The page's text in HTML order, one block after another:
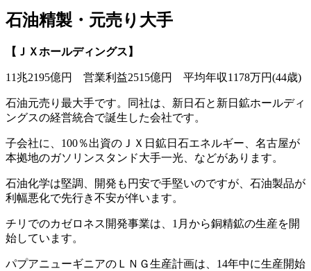
石油精製・元売り大手
【ＪＸホールディングス】
11兆2195億円 営業利益2515億円 平均年収1178万円(44歳)
石油元売り最大手です。同社は、新日石と新日鉱ホールディ
ングスの経営統合で誕生した会社です。
子会社に、100％出資のＪＸ日鉱日石エネルギー、名古屋が
本拠地のガソリンスタンド大手一光、などがあります。
石油化学は堅調、開発も円安で手堅いのですが、石油製品が
利幅悪化で先行き不安が伴います。
チリでのカゼロネス開発事業は、1月から銅精鉱の生産を開
始しています。
パプアニューギニアのＬＮＧ生産計画は、14年中に生産開始